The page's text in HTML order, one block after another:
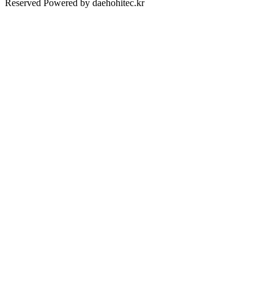
Reserved Powered by daehohitec.kr